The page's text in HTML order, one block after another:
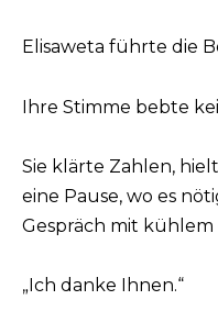
Elisaweta führte die
Ihre Stimme bebte
Sie klärte Zahlen,
eine Pause, wo es
Gespräch mit
„Ich danke Ihnen.“